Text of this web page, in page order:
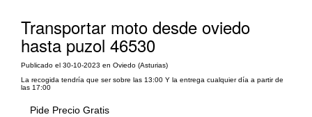
Transportar moto desde oviedo
hasta puzol 46530
Publicado el 30-10-2023 en Oviedo (Asturias)
La recogida tendría que ser sobre las 13:00 Y la entrega cualquier día a partir de
las 17:00
Pide Precio Gratis